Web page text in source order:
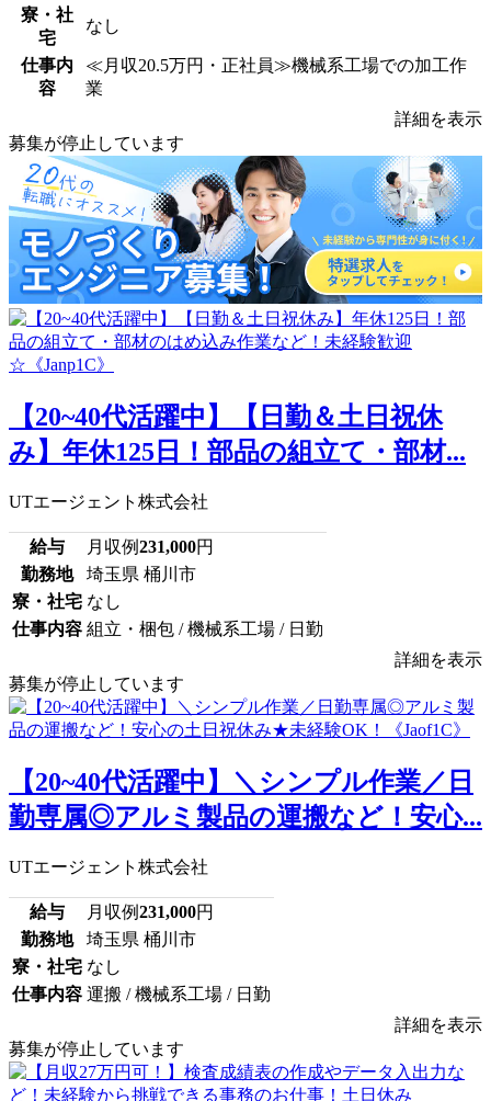
寮・社
宅
なし
仕事内
容
≪月収20.5万円・正社員≫機械系工場での加工作
業
詳細を表示
募集が停止しています
【20~40代活躍中】【日勤＆土日祝休
み】年休125日！部品の組立て・部材...
UTエージェント株式会社
給与 月収例231,000円
勤務地
埼玉県 桶川市
寮・社宅 なし
仕事内容 組立・梱包 / 機械系工場 / 日勤
詳細を表示
募集が停止しています
【20~40代活躍中】＼シンプル作業／日
勤専属◎アルミ製品の運搬など！安心...
UTエージェント株式会社
給与 月収例231,000円
勤務地
埼玉県 桶川市
寮・社宅 なし
仕事内容 運搬 / 機械系工場 / 日勤
詳細を表示
募集が停止しています